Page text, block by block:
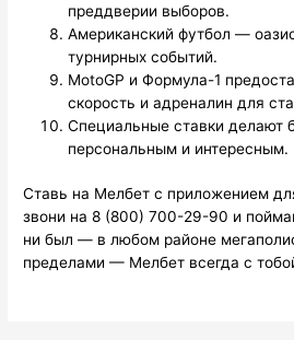
преддверии выборов.
Американский футбол —
турнирных событий.
MotoGP и Формула-1
скорость и адреналин для
Специальные ставки делают
персональным и интересным.
Ставь на Мелбет с приложением
звони на 8 (800) 700-29-90 и
ни был — в любом районе
пределами — Мелбет всегда с